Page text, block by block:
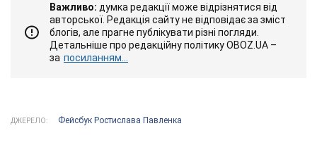
Важливо: думка редакції може відрізнятися від
авторської. Редакція сайту не відповідає за зміст
блогів, але прагне публікувати різні погляди.
Детальніше про редакційну політику OBOZ.UA –
за посиланням...
ДЖЕРЕЛО: Фейсбук Ростислава Павленка